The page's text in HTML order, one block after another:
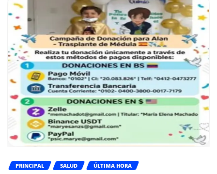
PRINCIPAL SALUD ÚLTIMA HORA